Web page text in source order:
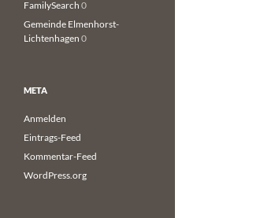
FamilySearch 0
Gemeinde Elmenhorst-
Lichtenhagen 0
META
Anmelden
Eintrags-Feed
Kommentar-Feed
WordPress.org